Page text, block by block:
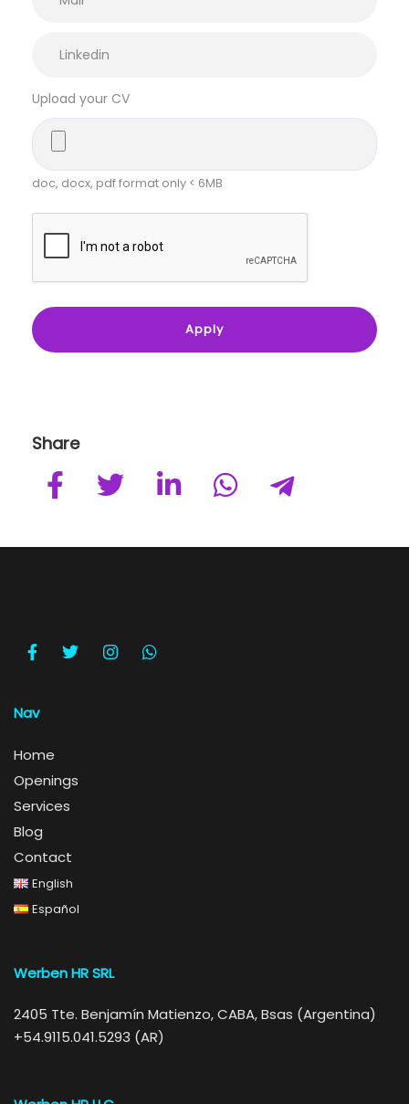
Upload your CV
doc, docx, pdf format only < 6MB
Share
Nav
Home
Openings
Services
Blog
Contact
English
Español
Werben HR SRL
2405 Tte. Benjamín Matienzo, CABA, Bsas (Argentina)
+54.9115.041.5293 (AR)